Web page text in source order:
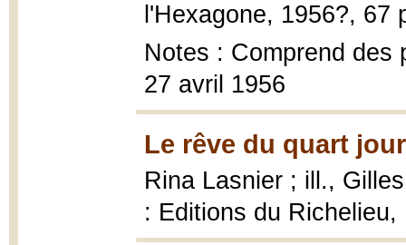
l'Hexagone, 1956?, 67
Notes : Comprend des
27 avril 1956
Le rêve du quart
Rina Lasnier ; ill.,
: Editions du